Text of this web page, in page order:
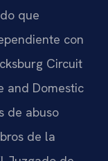
que
con
Circuit
and Domestic
de abuso
de la